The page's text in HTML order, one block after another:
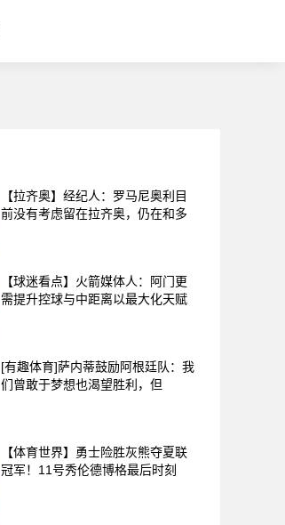
【拉齐奥】经纪人：罗马尼奥利目
前没有考虑留在拉齐奥，仍在和多
【球迷看点】火箭媒体人：阿门更
需提升控球与中距离以最大化天赋
[有趣体育]萨内蒂鼓励阿根廷队：我
们曾敢于梦想也渴望胜利，但
【体育世界】勇士险胜灰熊夺夏联
冠军！11号秀伦德博格最后时刻